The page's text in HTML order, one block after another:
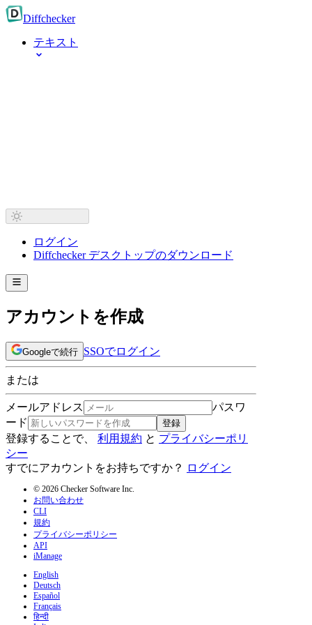
Diffchecker
テキスト
ログイン
Diffchecker デスクトップのダウンロード
アカウントを作成
Googleで続行 SSOでログイン
または
メールアドレス
パスワ
ード
登録
登録することで、 利用規約 と プライバシーポリ
シー
すでにアカウントをお持ちですか？
ログイン
© 2026 Checker Software Inc.
お問い合わせ
CLI
規約
プライバシーポリシー
API
iManage
English
Deutsch
Español
Français
हिन्दी